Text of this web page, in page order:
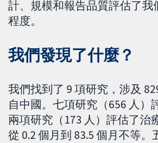
計、規模和報告品質評估了
程度。
我們發現了什麼？
我們找到了 9 項研究，涉及
自中國。七項研究（656 人）
兩項研究（173 人）評估了治
從 0.2 個月到 83.5 個月不等。